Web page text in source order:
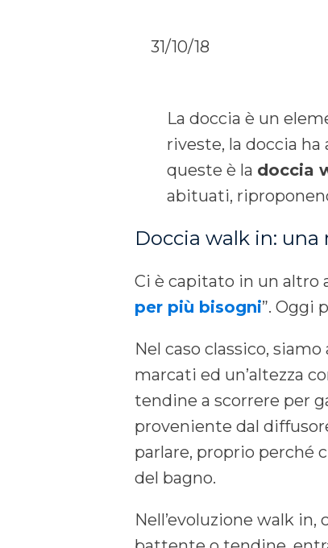
31/10/18
La doccia è un
riveste, la doccia
queste è la doccia
abituati,
Doccia walk in:
Ci è capitato in un altro
per più bisogni”. Oggi
Nel caso classico,
marcati ed un’altezza
tendine a scorrere per
proveniente dal
parlare, proprio perché
del bagno.
Nell’evoluzione walk